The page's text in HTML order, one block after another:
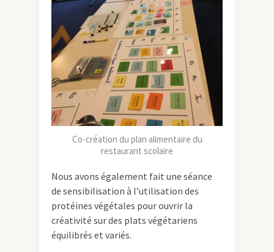
Co-création du plan alimentaire du
restaurant scolaire
Nous avons également fait une séance
de sensibilisation à l’utilisation des
protéines végétales pour ouvrir la
créativité sur des plats végétariens
équilibrés et variés.